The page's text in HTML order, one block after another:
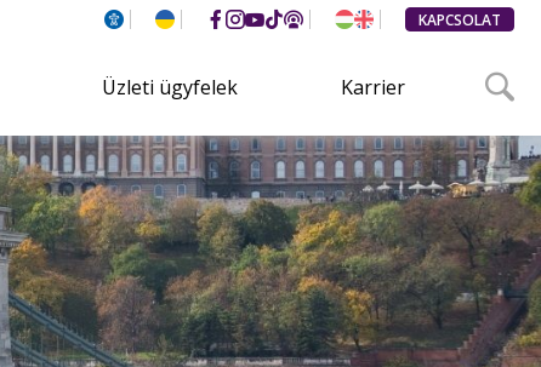
KAPCSOLAT
Üzleti ügyfelek Karrier